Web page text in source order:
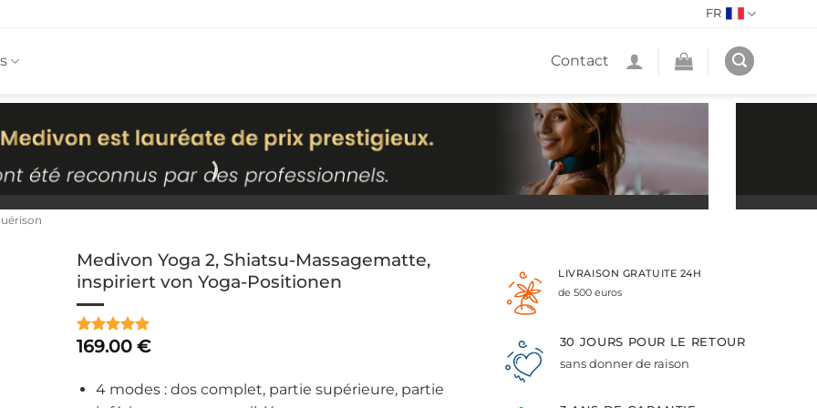
FR
Contact
Medivon Yoga 2, Shiatsu-Massagematte,
inspiriert von Yoga-Positionen
Noté5sur
2
client
169.00 €
4 modes : dos complet, partie supérieure, partie
LIVRAISON GRATUITE 24H
de 500 euros
30 JOURS POUR LE RETOUR
sans donner de raison